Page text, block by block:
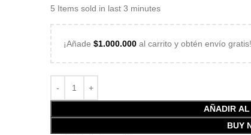
5 Items sold in last 3 minutes
¡Añade $1.000.000 al carrito y obtén envío gratis!
AÑADIR
BUY